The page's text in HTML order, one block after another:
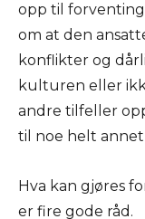
opp til
om at den
konflikter og
kulturen eller
andre tilfeller
til noe helt
Hva kan gjøres
er fire gode råd.